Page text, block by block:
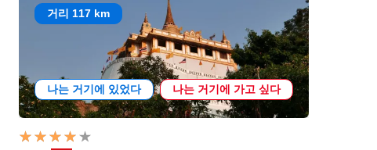
거리 117 km
나는 거기에 있었다 나는 거기에 가고 싶다